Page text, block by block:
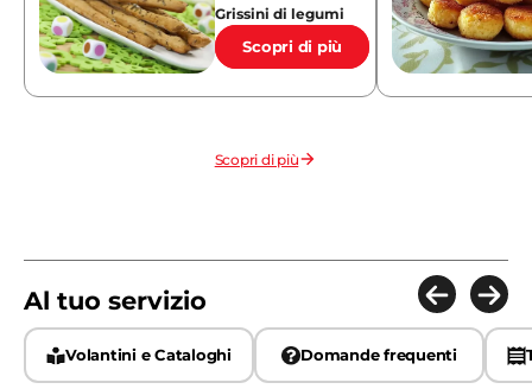
Grissini di legumi
Scopri di più
Scopri di più
Al tuo servizio
Volantini e Cataloghi Domande frequenti